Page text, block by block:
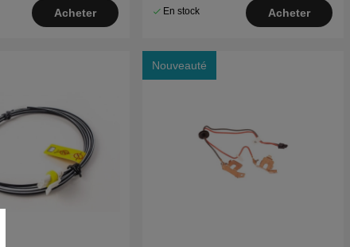
Acheter En stock Acheter
Nouveauté